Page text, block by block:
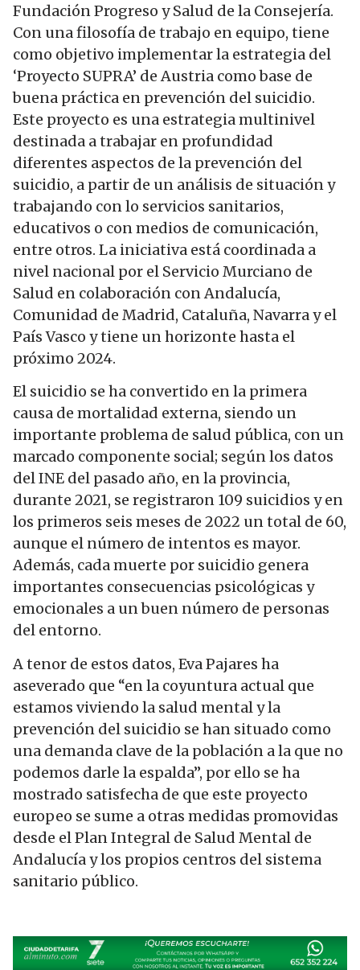
Fundación Progreso y Salud de la Consejería.
Con una filosofía de trabajo en equipo, tiene
como objetivo implementar la estrategia del
‘Proyecto SUPRA’ de Austria como base de
buena práctica en prevención del suicidio.
Este proyecto es una estrategia multinivel
destinada a trabajar en profundidad
diferentes aspectos de la prevención del
suicidio, a partir de un análisis de situación y
trabajando con lo servicios sanitarios,
educativos o con medios de comunicación,
entre otros. La iniciativa está coordinada a
nivel nacional por el Servicio Murciano de
Salud en colaboración con Andalucía,
Comunidad de Madrid, Cataluña, Navarra y el
País Vasco y tiene un horizonte hasta el
próximo 2024.
El suicidio se ha convertido en la primera
causa de mortalidad externa, siendo un
importante problema de salud pública, con un
marcado componente social; según los datos
del INE del pasado año, en la provincia,
durante 2021, se registraron 109 suicidios y en
los primeros seis meses de 2022 un total de 60,
aunque el número de intentos es mayor.
Además, cada muerte por suicidio genera
importantes consecuencias psicológicas y
emocionales a un buen número de personas
del entorno.
A tenor de estos datos, Eva Pajares ha
aseverado que “en la coyuntura actual que
estamos viviendo la salud mental y la
prevención del suicidio se han situado como
una demanda clave de la población a la que no
podemos darle la espalda”, por ello se ha
mostrado satisfecha de que este proyecto
europeo se sume a otras medidas promovidas
desde el Plan Integral de Salud Mental de
Andalucía y los propios centros del sistema
sanitario público.